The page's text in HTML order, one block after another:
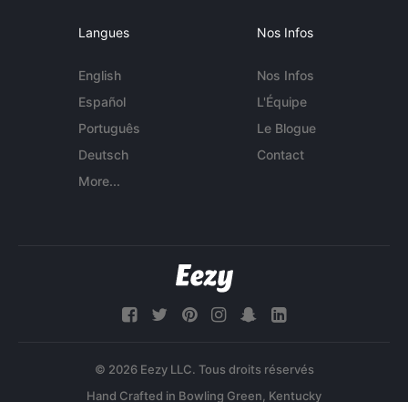
Langues
English
Español
Português
Deutsch
More...
Nos Infos
Nos Infos
L'Équipe
Le Blogue
Contact
© 2026 Eezy LLC. Tous droits réservés